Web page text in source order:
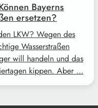
Bayerns
ersetzen?
LKW? Wegen des
Wasserstraßen
will handeln und das
kippen. Aber …